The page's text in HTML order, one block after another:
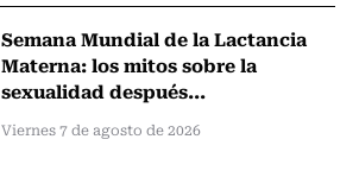
Semana Mundial de la Lactancia
Materna: los mitos sobre la
sexualidad después...
Viernes 7 de agosto de 2026